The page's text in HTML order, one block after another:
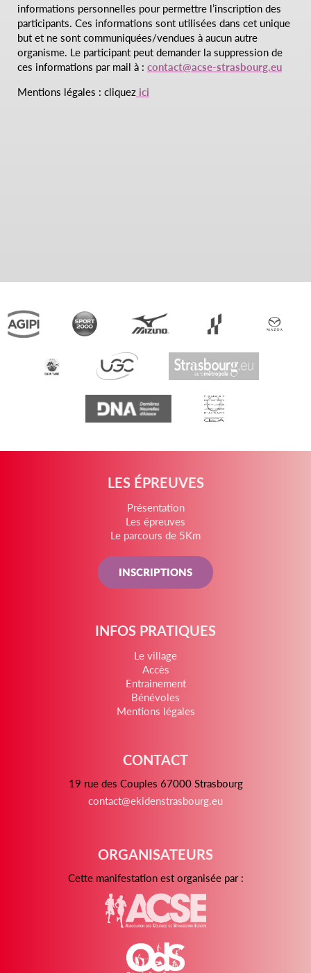
informations personnelles pour permettre l’inscription des
participants. Ces informations sont utilisées dans cet unique
but et ne sont communiquées/vendues à aucun autre
organisme. Le participant peut demander la suppression de
ces informations par mail à : contact@acse-strasbourg.eu
Mentions légales : cliquez ici
LES ÉPREUVES
Présentation
Les épreuves
Le parcours de 5Km
INSCRIPTIONS
INFOS PRATIQUES
Le village
Accès
Entrainement
Bénévoles
Mentions légales
CONTACT
19 rue des Couples 67000 Strasbourg
contact@ekidenstrasbourg.eu
ORGANISATEURS
Cette manifestation est organisée par :